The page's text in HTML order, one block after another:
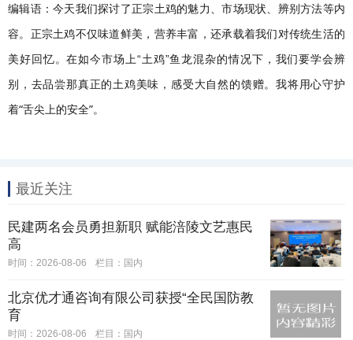
编辑语：今天我们探讨了正宗土鸡的魅力、市场现状、辨别方法等内
容。正宗土鸡不仅味道鲜美，营养丰富，还承载着我们对传统生活的
美好回忆。在如今市场上“土鸡”鱼龙混杂的情况下，我们要学会辨
别，去品尝那真正的土鸡美味，感受大自然的馈赠。我将用心守护
着“舌尖上的安全”。
最近关注
民建两名会员勇担新职 赋能涪陵文艺惠民
高
时间：2026-08-06 栏目： 国内
北京优才通咨询有限公司获授“全民国防教
育
时间：2026-08-06 栏目： 国内